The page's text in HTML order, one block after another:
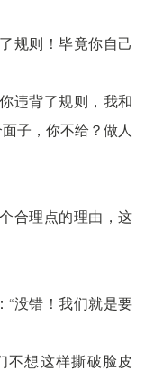
规则！毕竟你自己
违背了规则，我和
子，你不给？做人
合理点的理由，这
“没错！我们就是要
不想这样撕破脸皮